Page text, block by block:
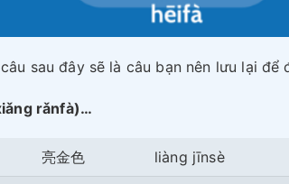
sau đây sẽ là câu bạn nên lưu lại để
rǎnfà)…
亮金色 liàng jīnsè